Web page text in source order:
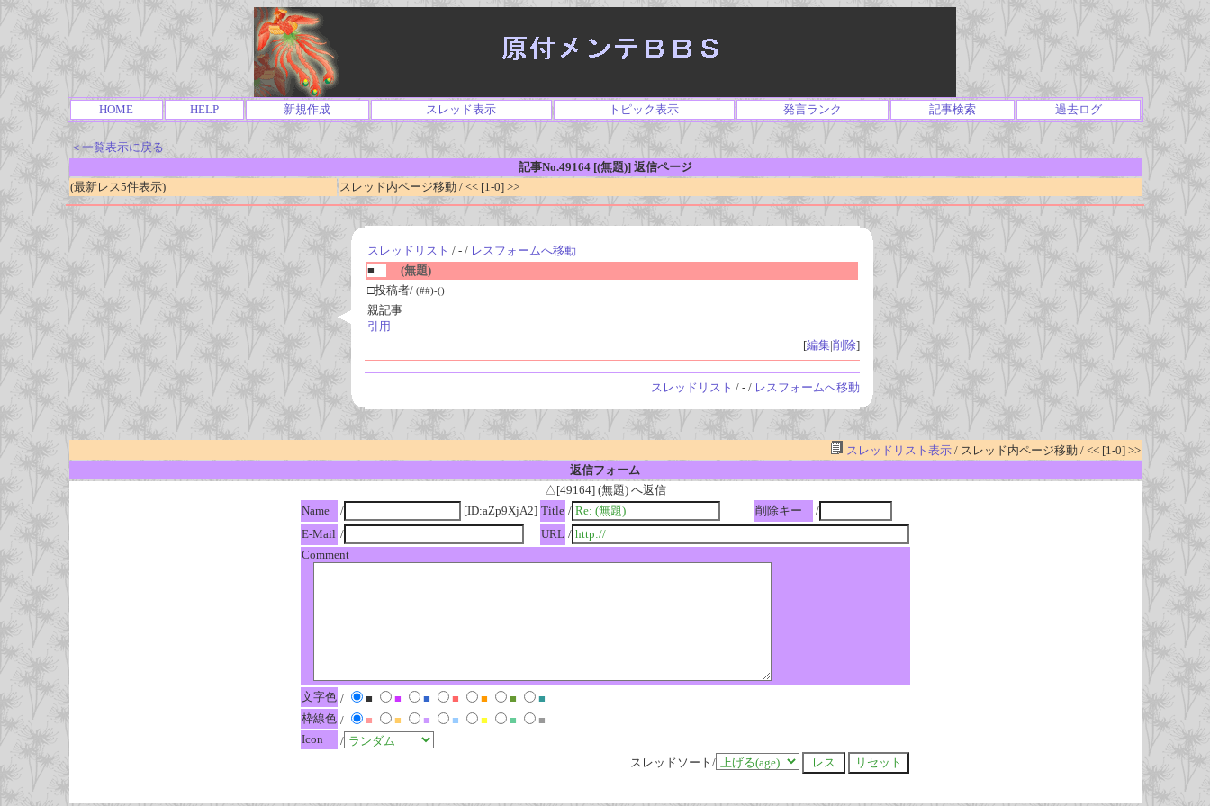
HOME HELP 新規作成 スレッド表示 トピック表示 発言ランク 記事検索 過去ログ
＜一覧表示に戻る
記事No.49164 [(無題)] 返信ページ
(最新レス5件表示)
スレッド内ページ移動 / << [1-0] >>
スレッドリスト / - / レスフォームへ移動
■
(無題)
□投稿者/ (##)-()
親記事
引用
[編集|削除]
スレッドリスト / - / レスフォームへ移動
スレッドリスト表示/ スレッド内ページ移動 / << [1-0] >>
返信フォーム
△[49164] (無題) へ返信
Name
/ [ID:aZp9XjA2] Title / 削除キー
/
E-Mail / URL /
Comment
文字色 / ■ ■ ■ ■ ■ ■
■
枠線色 / ■ ■ ■ ■ ■ ■
■
Icon
/
スレッドソート/